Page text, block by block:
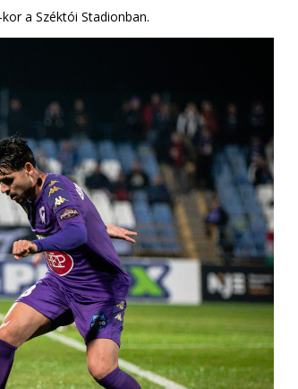
a Széktói Stadionban.